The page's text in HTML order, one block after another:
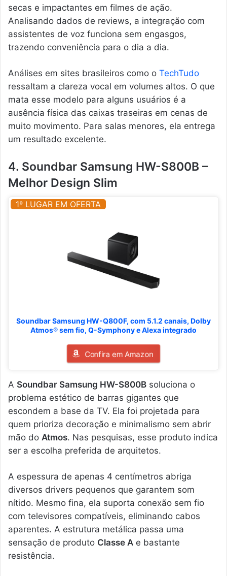
secas e impactantes em filmes de ação.
Analisando dados de reviews, a integração com
assistentes de voz funciona sem engasgos,
trazendo conveniência para o dia a dia.
Análises em sites brasileiros como o TechTudo
ressaltam a clareza vocal em volumes altos. O que
mata esse modelo para alguns usuários é a
ausência física das caixas traseiras em cenas de
muito movimento. Para salas menores, ela entrega
um resultado excelente.
4. Soundbar Samsung HW-S800B –
Melhor Design Slim
1º LUGAR EM OFERTA
Soundbar Samsung HW-Q800F, com 5.1.2 canais, Dolby
Atmos® sem fio, Q-Symphony e Alexa integrado
Confira em Amazon
A Soundbar Samsung HW-S800B soluciona o
problema estético de barras gigantes que
escondem a base da TV. Ela foi projetada para
quem prioriza decoração e minimalismo sem abrir
mão do Atmos. Nas pesquisas, esse produto indica
ser a escolha preferida de arquitetos.
A espessura de apenas 4 centímetros abriga
diversos drivers pequenos que garantem som
nítido. Mesmo fina, ela suporta conexão sem fio
com televisores compatíveis, eliminando cabos
aparentes. A estrutura metálica passa uma
sensação de produto Classe A e bastante
resistência.